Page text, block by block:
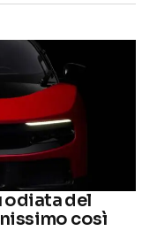
odiata del
così